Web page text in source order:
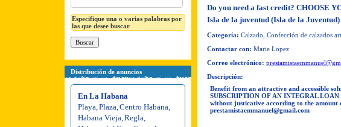
Especifique una o varias palabras por
las que desee buscar
Distribución de anuncios
En La Habana
Playa Plaza Centro Habana
Habana Vieja Regla
Do you need a fast credit? CHOOSE
Isla de la juventud (Isla de la Juventud)
Categoría: Calzado, Confección de calzados
Contactar con: Marie Lopez
Correo electrónico:
Descripción:
Benefit from an attractive and accessible
SUBSCRIPTION OF AN INTEGRAL
without justicative according to the amount
prestamistaemmanuel@gmail.com